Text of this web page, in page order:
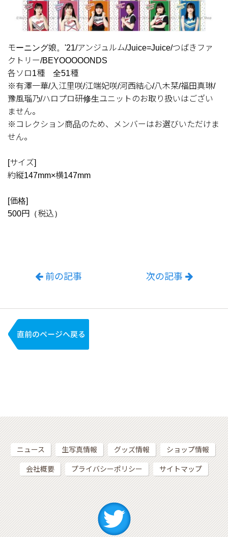
モーニング娘。'21/アンジュルム/Juice=Juice/つばきファ
クトリー/BEYOOOOONDS
各ソロ1種 全51種
※有澤一華/入江里咲/江端妃咲/河西結心/八木栞/福田真琳/
豫風瑠乃/ハロプロ研修生ユニットのお取り扱いはござい
ません。
※コレクション商品のため、メンバーはお選びいただけま
せん。
[サイズ]
約縦147mm×横147mm
[価格]
500円（税込）
前の記事 次の記事
ニュース 生写真情報 グッズ情報 ショップ情報
会社概要 プライバシーポリシー サイトマップ